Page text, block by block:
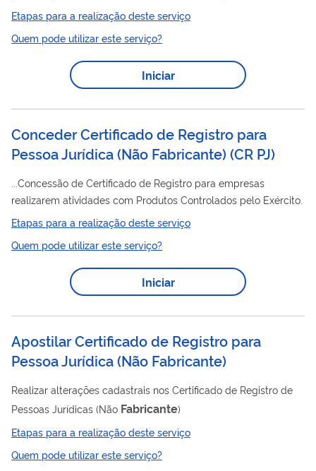
na cor azul na margem superior, contendo ao lado esquerdo o
logotipo do MERCOSUL, ao lado direito a Bandeira do Brasil e
ao centro o nome BRASIL. Os fabricantes dessas películas
retrorrefletivas devem obter, para os seus produtos,
homologação pela Secretaria Nacional de Trânsito
da Resolução CONTRAN nº 969, de...
Etapas para a realização deste serviço
Quem pode utilizar este serviço?
Iniciar
Conceder Certificado de Registro para
Pessoa Jurídica (Não Fabricante) (CR PJ)
...Concessão de Certificado de Registro para empresas
realizarem atividades com Produtos Controlados pelo Exército.
Etapas para a realização deste serviço
Quem pode utilizar este serviço?
Iniciar
Apostilar Certificado de Registro para
Pessoa Jurídica (Não Fabricante)
Realizar alterações cadastrais nos Certificado de Registro de
Pessoas Jurídicas (Não Fabricante)
Etapas para a realização deste serviço
Quem pode utilizar este serviço?